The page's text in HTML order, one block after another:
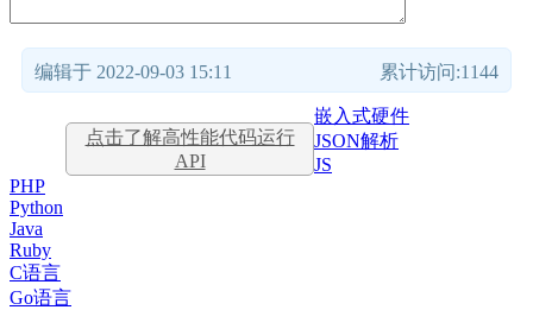
编辑于 2022-09-03 15:11 累计访问:1144
点击了解高性能代码运行
API
嵌入式硬件
JSON解析
JS
PHP
Python
Java
Ruby
C语言
Go语言